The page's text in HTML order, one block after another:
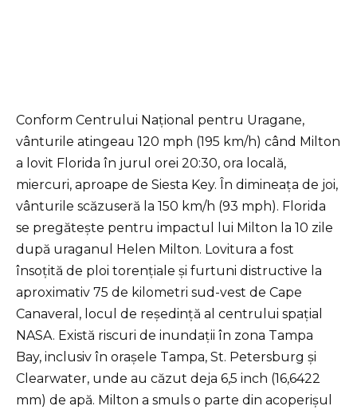
Conform Centrului Național pentru Uragane,
vânturile atingeau 120 mph (195 km/h) când Milton
a lovit Florida în jurul orei 20:30, ora locală,
miercuri, aproape de Siesta Key. În dimineața de joi,
vânturile scăzuseră la 150 km/h (93 mph). Florida
se pregătește pentru impactul lui Milton la 10 zile
după uraganul Helen Milton. Lovitura a fost
însoțită de ploi torențiale și furtuni distructive la
aproximativ 75 de kilometri sud-vest de Cape
Canaveral, locul de reședință al centrului spațial
NASA. Există riscuri de inundații în zona Tampa
Bay, inclusiv în orașele Tampa, St. Petersburg și
Clearwater, unde au căzut deja 6,5 inch (16,6422
mm) de apă. Milton a smuls o parte din acoperișul